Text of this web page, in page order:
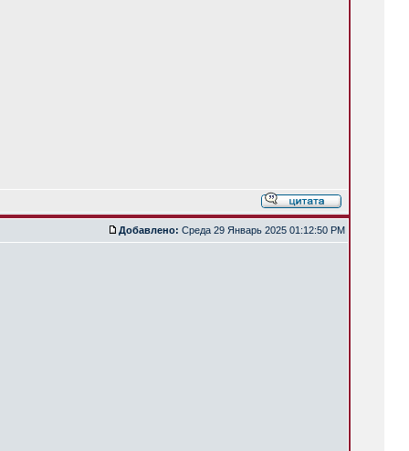
Добавлено: Среда 29 Январь 2025 01:12:50 PM